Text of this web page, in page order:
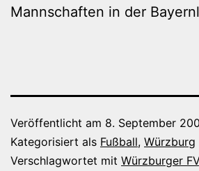
Mannschaften in der
Veröffentlicht am 8. September
Kategorisiert als Fußball, Würzburg
Verschlagwortet mit Würzburger FV